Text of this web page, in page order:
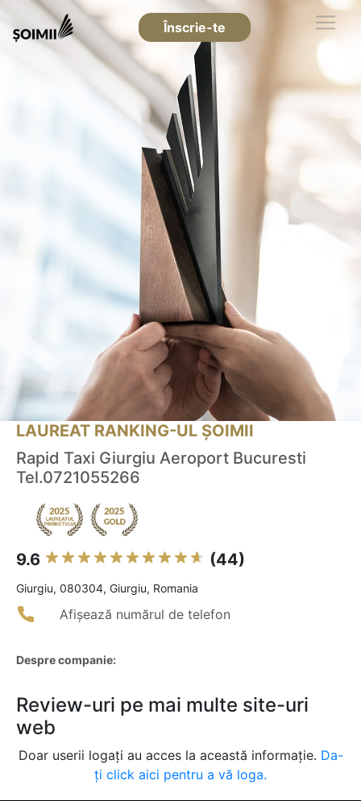
Înscrie-te
LAUREAT RANKING-UL ȘOIMII
Rapid Taxi Giurgiu Aeroport Bucuresti
Tel.0721055266
9.6 (44)
Giurgiu, 080304, Giurgiu, Romania
Afișează numărul de telefon
Despre companie:
Review-uri pe mai multe site-uri
web
Doar userii logați au acces la această informație. Da-
ți click aici pentru a vă loga.